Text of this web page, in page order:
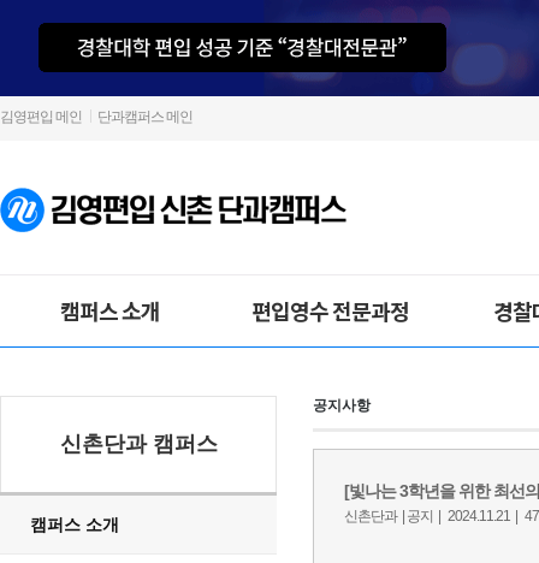
김영편입 메인 단과캠퍼스 메인
캠퍼스 소개 편입영수 전문과정 경찰
신촌단과 캠퍼스
캠퍼스 소개
공지사항